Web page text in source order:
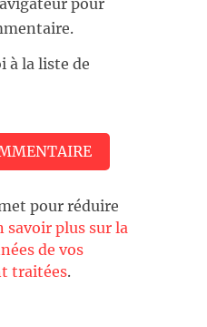
à la liste de
pour réduire
savoir plus sur la
de vos
traitées.